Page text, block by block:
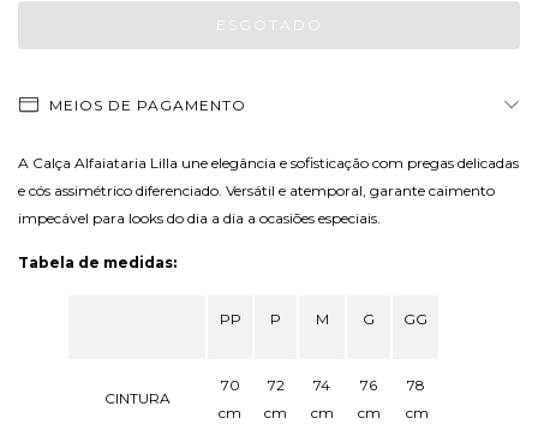
MEIOS DE PAGAMENTO
A Calça Alfaiataria Lilla une elegância e sofisticação com pregas delicadas
e cós assimétrico diferenciado. Versátil e atemporal, garante caimento
impecável para looks do dia a dia a ocasiões especiais.
Tabela de medidas:
PP P M G GG
CINTURA
70
cm
72
cm
74
cm
76
cm
78
cm